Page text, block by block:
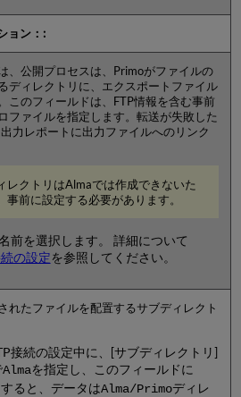
ョン：:
、公開プロセスは、Primoがファイルの
ディレクトリに、エクスポートファイル
このフィールドは、FTP情報を含む事前
ファイルを指定します。転送が失敗した
力レポートに出力ファイルへのリンク
レクトリはAlmaでは作成できないた
事前に設定する必要があります。
前を選択します。 詳細について
の設定を参照してください。
れたファイルを配置するサブディレクト
接続の設定中に、[サブディレクトリ]
Almaを指定し、このフィールドに
ると、データはAlma/Primoディレ